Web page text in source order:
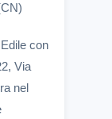
con
Via
nel